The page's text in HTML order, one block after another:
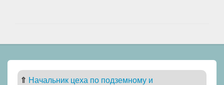
⇑ Начальник цеха по подземному и